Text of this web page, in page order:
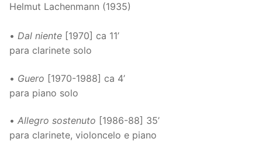
Helmut Lachenmann (1935)
• Dal niente [1970] ca 11’
para clarinete solo
• Guero [1970-1988] ca 4’
para piano solo
• Allegro sostenuto [1986-88] 35’
para clarinete, violoncelo e piano